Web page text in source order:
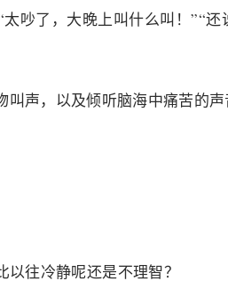
吵了，大晚上叫什么叫！”“
叫声，以及倾听脑海中痛苦的
往冷静呢还是不理智？